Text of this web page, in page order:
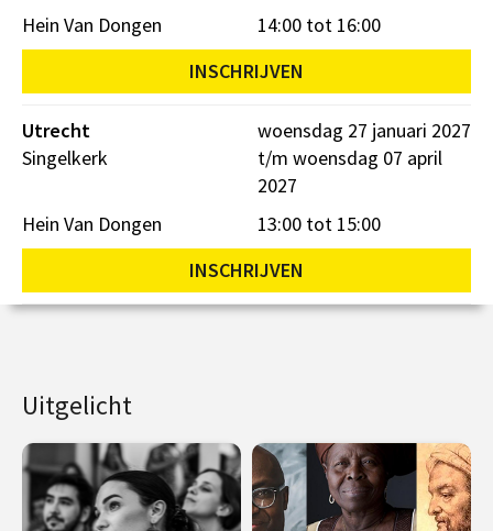
14:00 tot 16:00
Hein Van Dongen
INSCHRIJVEN
Utrecht
Singelkerk
woensdag 27 januari 2027
t/m woensdag 07 april
2027
13:00 tot 15:00
Hein Van Dongen
INSCHRIJVEN
Uitgelicht